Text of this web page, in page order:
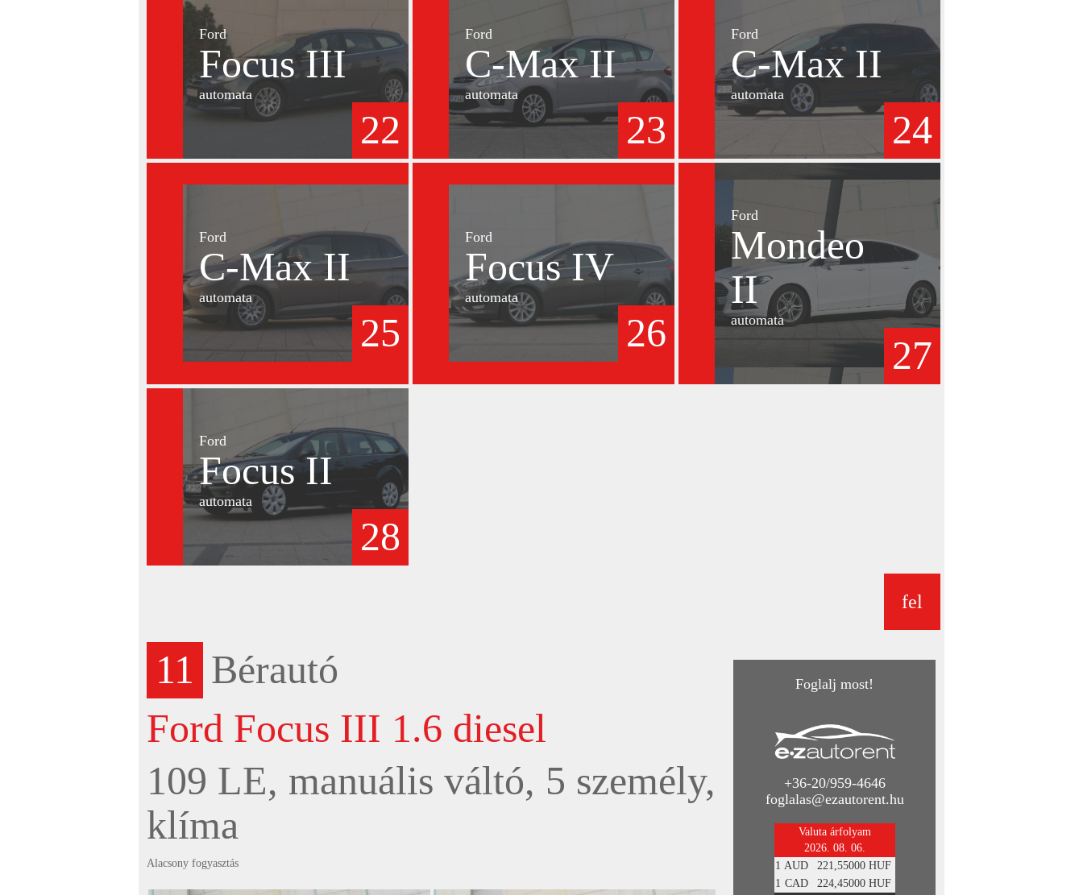
Ford
Focus III
automata
22
Ford
C-Max II
automata
23
Ford
C-Max II
automata
24
Ford
C-Max II
automata
25
Ford
Focus IV
automata
26
Ford
Mondeo
II
automata
27
Ford
Focus II
automata
28
fel
11 Bérautó Foglalj most!
+36-20/959-4646
foglalas@ezautorent.hu
Valuta árfolyam
2026. 08. 06.
1 AUD
221,55000 HUF
1 CAD 224,45000 HUF
Ford Focus III 1.6 diesel
109 LE, manuális váltó, 5 személy,
klíma
Alacsony fogyasztás